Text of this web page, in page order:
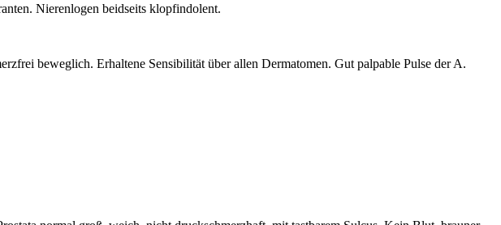
Nierenlogen beidseits klopfindolent.
beweglich. Erhaltene Sensibilität über allen Dermatomen. Gut palpable Pulse der A.